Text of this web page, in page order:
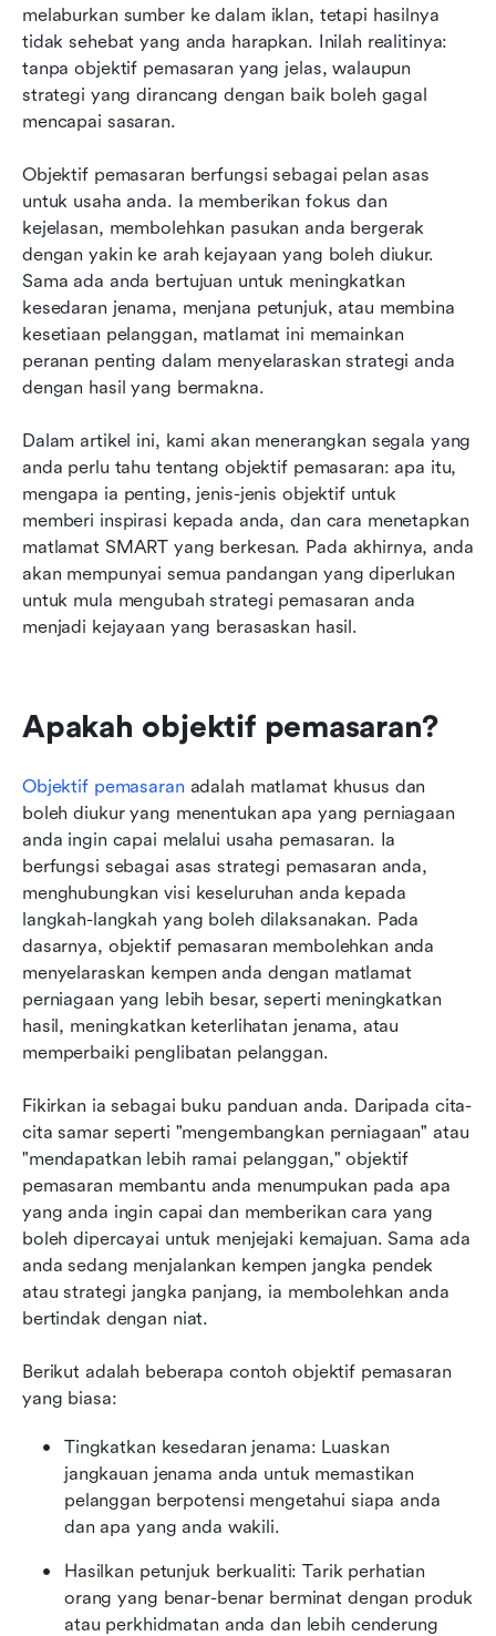
melaburkan sumber ke dalam iklan, tetapi hasilnya
tidak sehebat yang anda harapkan. Inilah realitinya:
tanpa objektif pemasaran yang jelas, walaupun
strategi yang dirancang dengan baik boleh gagal
mencapai sasaran.
Objektif pemasaran berfungsi sebagai pelan asas
untuk usaha anda. Ia memberikan fokus dan
kejelasan, membolehkan pasukan anda bergerak
dengan yakin ke arah kejayaan yang boleh diukur.
Sama ada anda bertujuan untuk meningkatkan
kesedaran jenama, menjana petunjuk, atau membina
kesetiaan pelanggan, matlamat ini memainkan
peranan penting dalam menyelaraskan strategi anda
dengan hasil yang bermakna.
Dalam artikel ini, kami akan menerangkan segala yang
anda perlu tahu tentang objektif pemasaran: apa itu,
mengapa ia penting, jenis-jenis objektif untuk
memberi inspirasi kepada anda, dan cara menetapkan
matlamat SMART yang berkesan. Pada akhirnya, anda
akan mempunyai semua pandangan yang diperlukan
untuk mula mengubah strategi pemasaran anda
menjadi kejayaan yang berasaskan hasil.
Apakah objektif pemasaran?
Objektif pemasaran adalah matlamat khusus dan
boleh diukur yang menentukan apa yang perniagaan
anda ingin capai melalui usaha pemasaran. Ia
berfungsi sebagai asas strategi pemasaran anda,
menghubungkan visi keseluruhan anda kepada
langkah-langkah yang boleh dilaksanakan. Pada
dasarnya, objektif pemasaran membolehkan anda
menyelaraskan kempen anda dengan matlamat
perniagaan yang lebih besar, seperti meningkatkan
hasil, meningkatkan keterlihatan jenama, atau
memperbaiki penglibatan pelanggan.
Fikirkan ia sebagai buku panduan anda. Daripada cita-
cita samar seperti "mengembangkan perniagaan" atau
"mendapatkan lebih ramai pelanggan," objektif
pemasaran membantu anda menumpukan pada apa
yang anda ingin capai dan memberikan cara yang
boleh dipercayai untuk menjejaki kemajuan. Sama ada
anda sedang menjalankan kempen jangka pendek
atau strategi jangka panjang, ia membolehkan anda
bertindak dengan niat.
Berikut adalah beberapa contoh objektif pemasaran
yang biasa:
Tingkatkan kesedaran jenama: Luaskan
jangkauan jenama anda untuk memastikan
pelanggan berpotensi mengetahui siapa anda
dan apa yang anda wakili.
Hasilkan petunjuk berkualiti: Tarik perhatian
orang yang benar-benar berminat dengan produk
atau perkhidmatan anda dan lebih cenderung
Cara menetapkan objektif pemasaran SMART
Bagaimana mengukur dan menjejak objektif
pemasaran
Bagaimana Lark dapat membantu mengurus
Kesimpulan: Laluan anda menuju kejayaan
pemasaran